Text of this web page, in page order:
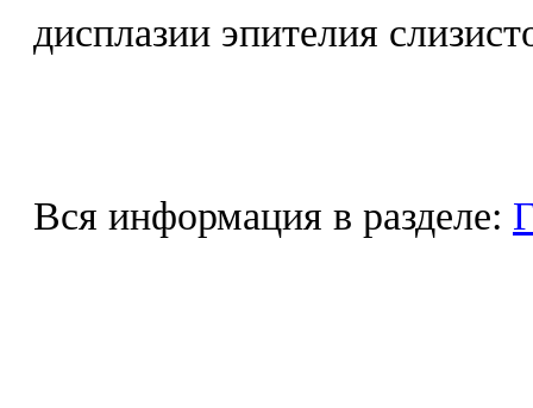
дисплазии эпителия
Вся информация в разделе: